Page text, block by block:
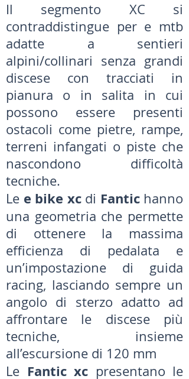
Il segmento XC si
contraddistingue per e mtb
adatte a sentieri
alpini/collinari senza grandi
discese con tracciati in
pianura o in salita in cui
possono essere presenti
ostacoli come pietre, rampe,
terreni infangati o piste che
nascondono difficoltà
tecniche.
Le e bike xcdi Fantichanno
una geometria che permette
di ottenere la massima
efficienza di pedalata e
un’impostazione di guida
racing, lasciando sempre un
angolo di sterzo adatto ad
affrontare le discese più
tecniche, insieme
all’escursione di 120 mm
Le Fantic xc presentano le